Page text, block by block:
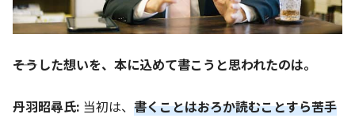
――そうした想いを、本に込めて書こうと思われたのは。
丹羽昭尋氏: 当初は、 書くことはおろか読むことすら苦手